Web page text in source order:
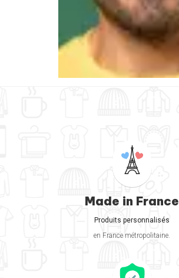
Made in France
Produits personnalisés
en France métropolitaine.